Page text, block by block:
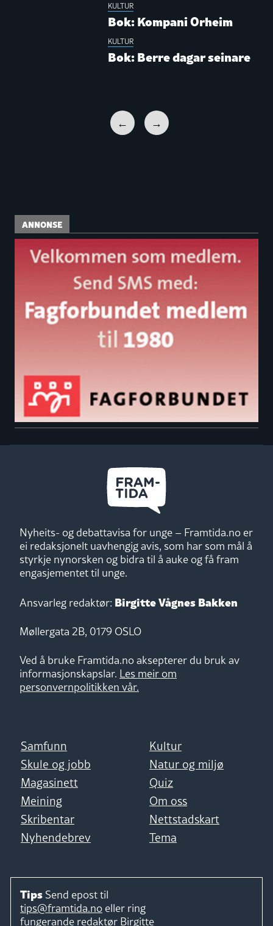
KULTUR
Bok: Kompani Orheim
KULTUR
Bok: Berre dagar seinare
← →
ANNONSE
Nyheits- og debattavisa for unge – Framtida.no er
ei redaksjonelt uavhengig avis, som har som mål å
styrkje nynorsken og bidra til å auke og få fram
engasjementet til unge.
Ansvarleg redaktør: Birgitte Vågnes Bakken
Møllergata 2B, 0179 OSLO
Ved å bruke Framtida.no aksepterer du bruk av
informasjonskapslar. Les meir om
personvernpolitikken vår.
Samfunn
Kultur
Skule og jobb
Natur og miljø
Magasinett
Quiz
Meining
Om oss
Skribentar
Nettstadskart
Nyhendebrev
Tema
Tips Send epost til
tips@framtida.no eller ring
fungerande redaktør Birgitte